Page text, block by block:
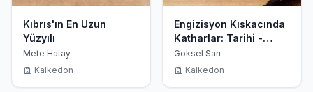
Kıbrıs'ın En Uzun
Yüzyılı
Mete Hatay
Kalkedon
Engizisyon Kıskacında
Katharlar: Tarihi -
İnanışları ve Doğu'daki
Kökenleri
Göksel Sarı
Kalkedon